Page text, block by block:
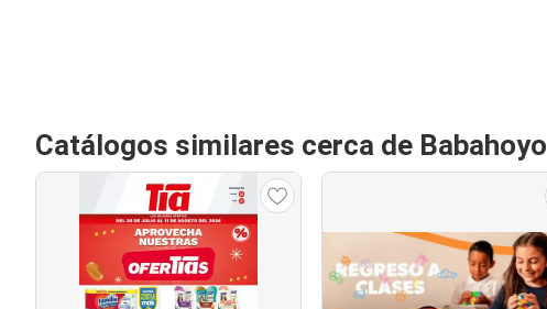
Catálogos similares cerca de Babahoyo